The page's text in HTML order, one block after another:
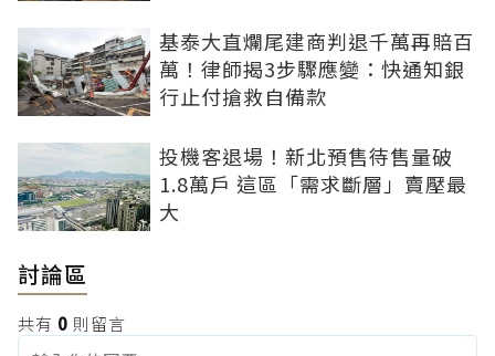
基泰大直爛尾建商判退千萬再賠百
萬！律師揭3步驟應變：快通知銀
行止付搶救自備款
投機客退場！新北預售待售量破
1.8萬戶 這區「需求斷層」賣壓最
大
討論區
共有 0 則留言